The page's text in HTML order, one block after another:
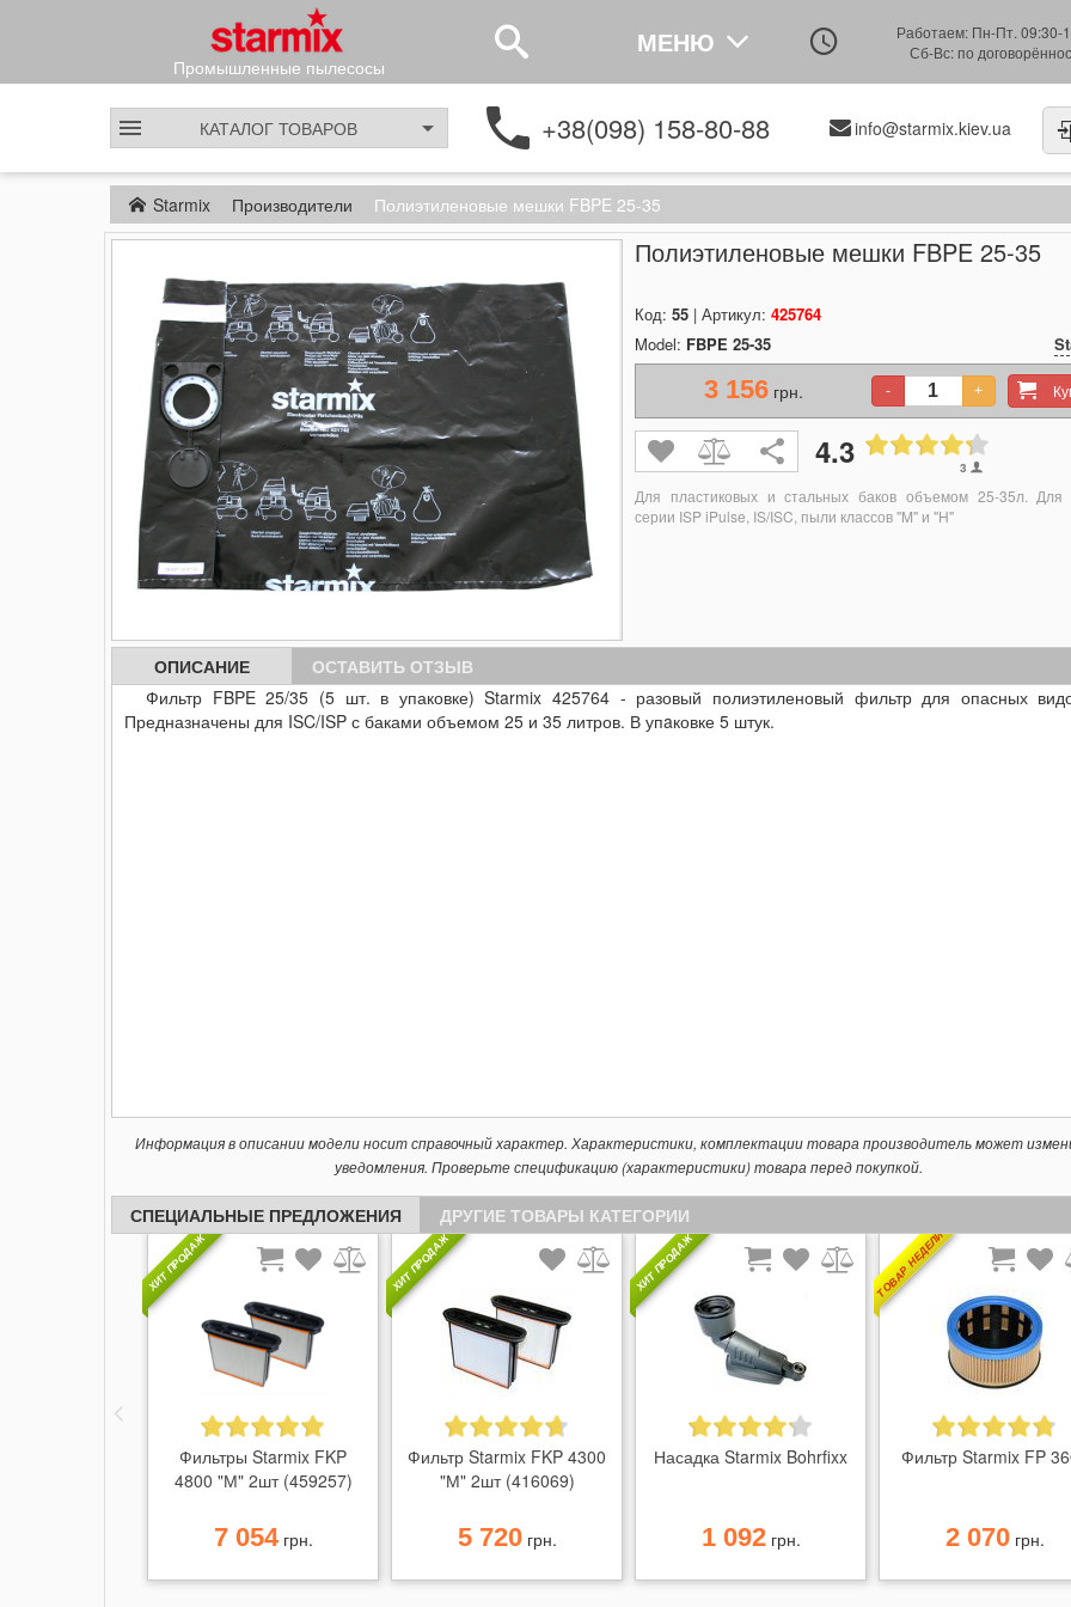
Промышленные пылесосы
МЕНЮ
Работаем: Пн-Пт. 09:30-
Сб-Вс: по
КАТАЛОГТОВАРОВ +38(098) 158-80-88 info@starmix.kiev.ua
Starmix Производители Полиэтиленовые мешки FBPE 25-35
Полиэтиленовые мешки FBPE 25-35
Код: 55 | Артикул: 425764
Model: FBPE 25-35
3 156 грн. - +
4.3 3
Для пластиковых и стальных баков объемом 25-35л. Для
серии ISP iPulse, IS/ISC пыли классов"M" и "H"
ОПИСАНИЕ
ОСТАВИТЬ ОТЗЫВ
Фильтр FBPE 25/35 (5 шт. в упаковке) Starmix 425764 - разовый полиэтиленовый фильтр для опасных
Предназначены для ISC/ISP с баками объемом 25 и 35 литров. В упaковке 5 штук.
Информация в описании модели носит справочный характер. Характеристики, комплектации товара производитель может
уведомления. Проверьте спецификацию (характеристики) товара перед покупкой.
СПЕЦИАЛЬНЫЕ ПРЕДЛОЖЕНИЯ ДРУГИЕ ТОВАРЫ КАТЕГОРИИ
ХИТ ПРОДАЖ
Фильтры Starmix FKP
4800 "М" 2шт (459257)
7 054грн.
ХИТ ПРОДАЖ
Фильтр Starmix FKP 4300
"М" 2шт (416069)
5 720грн.
ХИТ ПРОДАЖ
Насадка Starmix Bohrfixx
1 092грн.
ТОВАР НЕДЕЛИ
Фильтр Starmix FP
2 070грн.